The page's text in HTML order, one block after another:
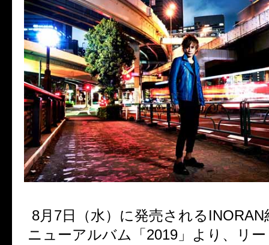
8月 7日（水）に発売される INORAN
ニューアルバム「 2019 」より、リ